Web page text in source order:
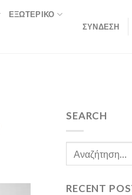
ΕΞΩΤΕΡΙΚΌ
ΣΎΝΔΕΣΗ
SEARCH
RECENT